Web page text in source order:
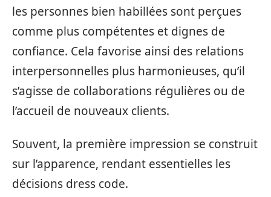
les personnes bien habillées sont perçues
comme plus compétentes et dignes de
confiance. Cela favorise ainsi des relations
interpersonnelles plus harmonieuses, qu’il
s’agisse de collaborations régulières ou de
l’accueil de nouveaux clients.
Souvent, la première impression se construit
sur l’apparence, rendant essentielles les
décisions dress code.